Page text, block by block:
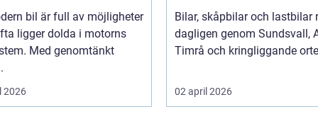
bil är full av möjligheter
ligger dolda i motorns
Med genomtänkt
2026
Bilar, skåpbilar och lastbilar
dagligen genom Sundsvall,
Timrå och kringliggande
02 april 2026